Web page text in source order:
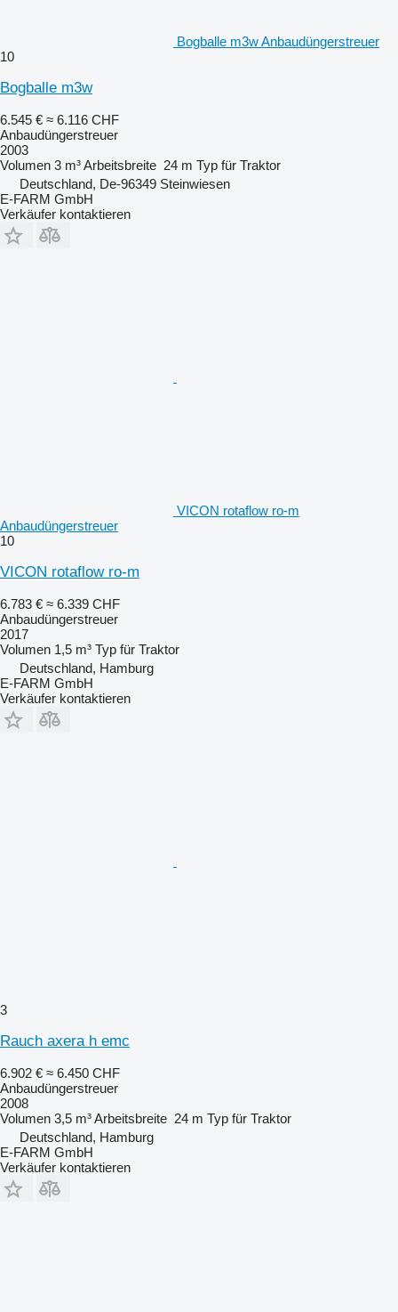
Bogballe m3w Anbaudüngerstreuer
10
Bogballe m3w
6.545 € ≈ 6.116 CHF
Anbaudüngerstreuer
2003
Volumen 3 m³Arbeitsbreite 24 m Typ für Traktor
Deutschland, De-96349 Steinwiesen
E-FARM GmbH
Verkäufer kontaktieren
VICON rotaflow ro-m
Anbaudüngerstreuer
10
VICON rotaflow ro-m
6.783 € ≈ 6.339 CHF
Anbaudüngerstreuer
2017
Volumen 1,5 m³ Typ für Traktor
Deutschland, Hamburg
E-FARM GmbH
Verkäufer kontaktieren
3
Rauch axera h emc
6.902 € ≈ 6.450 CHF
Anbaudüngerstreuer
2008
Volumen 3,5 m³Arbeitsbreite 24 m Typ für Traktor
Deutschland, Hamburg
E-FARM GmbH
Verkäufer kontaktieren